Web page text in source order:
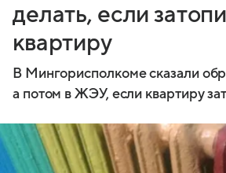
делать, если
квартиру
В Мингорисполкоме сказали
а потом в ЖЭУ, если квартиру